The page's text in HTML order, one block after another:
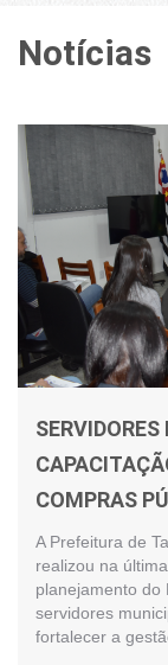
Notícias
COMPRAS
A Prefeitura de
realizou na
planejamento do
servidores
fortalecer a